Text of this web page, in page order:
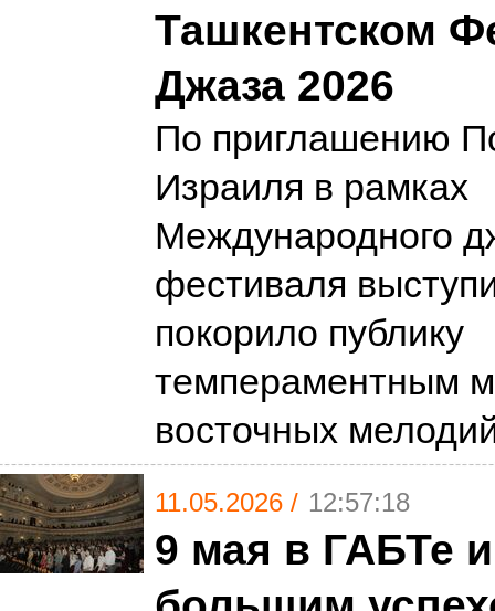
Ташкентском
Джаза 2026
По приглашению
Израиля в рамках
Международного
фестиваля
покорило публику
темпераментным
восточных
11.05.2026 / 12:57:18
9 мая в ГАБТе